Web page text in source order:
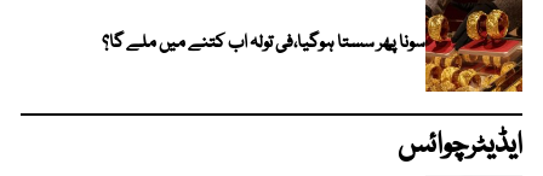
سونا پھر سستا ہوگیا،فی تولہ اب کتنے میں ملے گا؟
ایڈیٹرچوائس